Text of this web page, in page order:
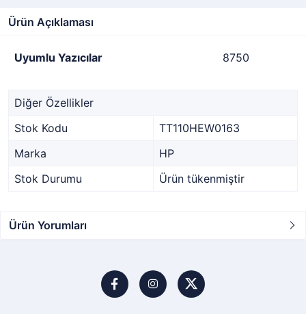
Ürün Açıklaması
Uyumlu Yazıcılar 8750
Diğer Özellikler
Stok Kodu
TT110HEW0163
Marka
HP
Stok Durumu
Ürün tükenmiştir
Ürün Yorumları